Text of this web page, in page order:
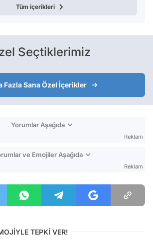
Tüm içerikleri
Seçtiklerimiz
Fazla Sana Özel İçerikler
Yorumlar Aşağıda
Reklam
ve Emojiler Aşağıda
Reklam
TEPKİ VER!